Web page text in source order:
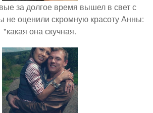
за долгое время вышел в свет с
не оценили скромную красоту Анны:
"какая она скучная.